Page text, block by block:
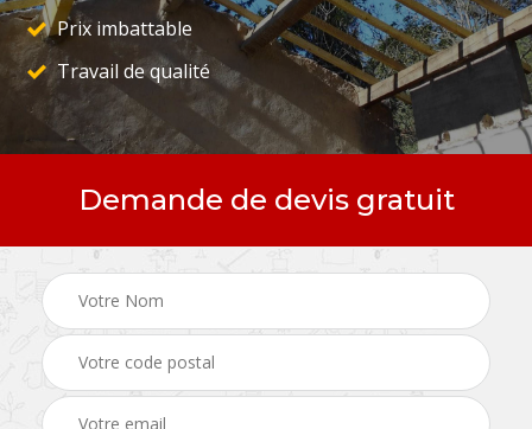
Prix imbattable
Travail de qualité
Demande de devis gratuit